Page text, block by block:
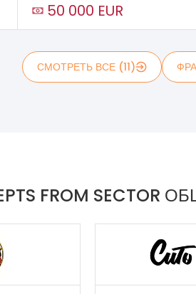
50 000 EUR
СМОТРЕТЬ ВСЕ (11)
FROM